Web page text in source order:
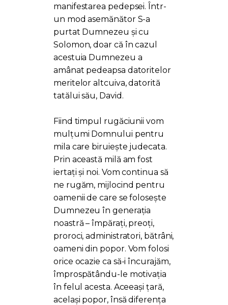
manifestarea pedepsei. Într-
un mod asemănător S-a
purtat Dumnezeu și cu
Solomon, doar că în cazul
acestuia Dumnezeu a
amânat pedeapsa datoritelor
meritelor altcuiva, datorită
tatălui său, David.
Fiind timpul rugăciunii vom
mulțumi Domnului pentru
mila care biruiește judecata.
Prin această milă am fost
iertați și noi. Vom continua să
ne rugăm, mijlocind pentru
oamenii de care se folosește
Dumnezeu în generația
noastră – împărați, preoți,
proroci, administratori, bătrâni,
oameni din popor. Vom folosi
orice ocazie ca să-i încurajăm,
împrospătându-le motivația
în felul acesta. Aceeași țară,
același popor, însă diferența